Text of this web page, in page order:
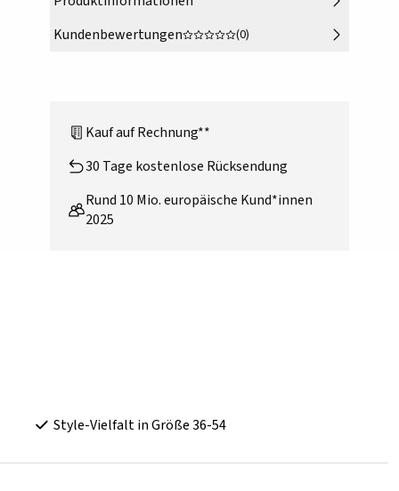
Kundenbewertungen
(0)
Kauf auf Rechnung**
30 Tage kostenlose Rücksendung
Rund 10 Mio. europäische Kund*innen
2025
Style-Vielfalt in Größe 36-54